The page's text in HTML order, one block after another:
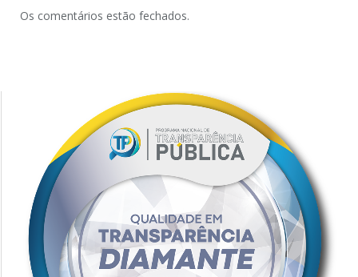
Os comentários estão fechados.